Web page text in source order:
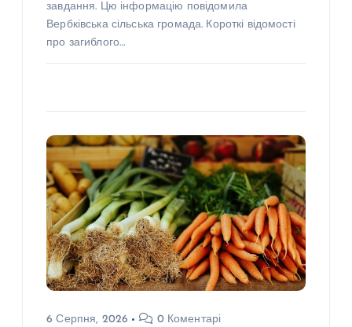
завдання. Цю інформацію повідомила
Вербківська сільська громада. Короткі відомості
про загиблого…
6 Серпня, 2026 0 Коментарі